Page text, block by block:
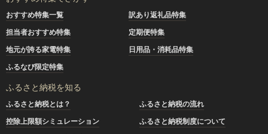
おすすめ特集一覧
訳あり返礼品特集
担当者おすすめ特集
定期便特集
地元が誇る家電特集
日用品・消耗品特集
ふるなび限定特集
ふるさと納税を知る
ふるさと納税とは？
ふるさと納税の流れ
控除上限額シミュレーション
ふるさと納税制度について